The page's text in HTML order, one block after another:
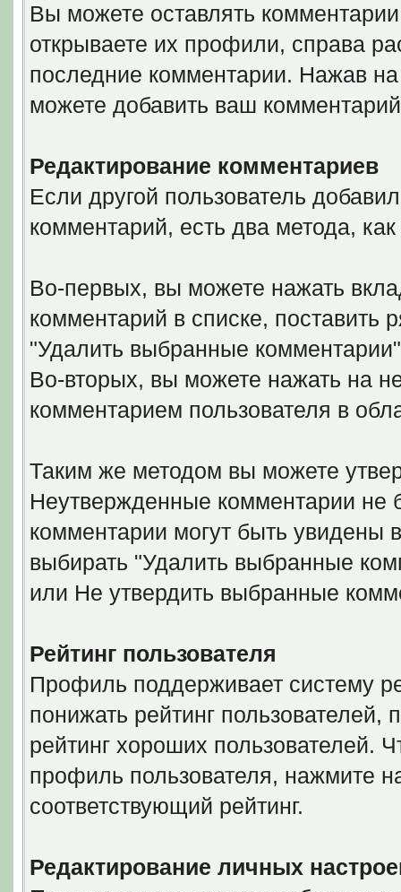
Вы можете оставлять
открываете их профили, справа
последние комментарии. Нажав
можете добавить ваш
Редактирование комментариев
Если другой пользователь
комментарий, есть два метода,
Во-первых, вы можете нажать
комментарий в списке, поставить
"Удалить выбранные
Во-вторых, вы можете нажать на
комментарием пользователя в
Таким же методом вы можете
Неутвержденные комментарии не
комментарии могут быть увидены
выбирать "Удалить выбранные
или Не утвердить выбранные
Рейтинг пользователя
Профиль поддерживает систему
понижать рейтинг
рейтинг хороших пользователей.
профиль пользователя, нажмите
соответствующий рейтинг.
Редактирование личных